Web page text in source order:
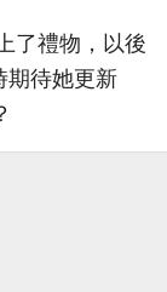
了禮物，以後
期待她更新